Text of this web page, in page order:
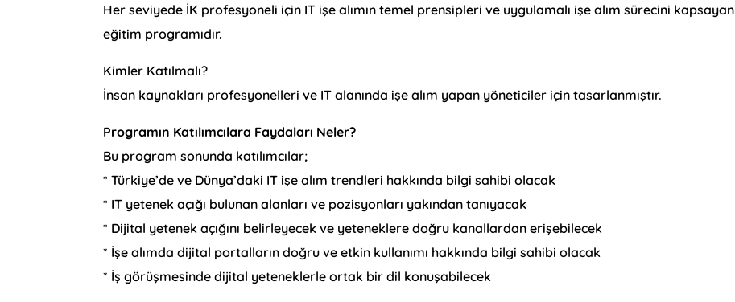
Her seviyede İK profesyoneli için IT işe alımın temel prensipleri ve uygulamalı işe alım sürecini kapsayan
eğitim programıdır.
Kimler Katılmalı?
İnsan kaynakları profesyonelleri ve IT alanında işe alım yapan yöneticiler için tasarlanmıştır.
Programın Katılımcılara Faydaları Neler?
Bu program sonunda katılımcılar;
* Türkiye’de ve Dünya’daki IT işe alım trendleri hakkında bilgi sahibi olacak
* IT yetenek açığı bulunan alanları ve pozisyonları yakından tanıyacak
* Dijital yetenek açığını belirleyecek ve yeteneklere doğru kanallardan erişebilecek
* İşe alımda dijital portalların doğru ve etkin kullanımı hakkında bilgi sahibi olacak
* İş görüşmesinde dijital yeteneklerle ortak bir dil konuşabilecek